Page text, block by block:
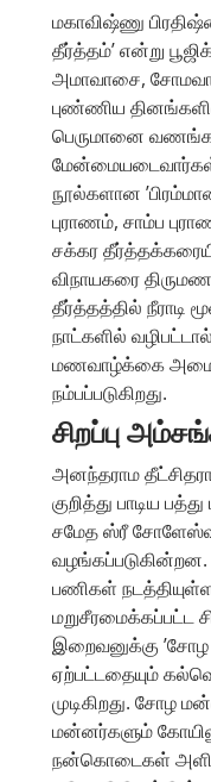
மகாவிஷ்ணு
தீர்த்தம்’ என்று
அமாவாசை,
புண்ணிய
பெருமானை
மேன்மையடைவார்கள்
நூல்களான
புராணம், சாம்ப
சக்கர
விநாயகரை
தீர்த்தத்தில் நீராடி
நாட்களில்
மணவாழ்க்கை
நம்பப்படுகிறது.
சிறப்பு
அனந்தராம
குறித்து பாடிய
சமேத ஸ்ரீ
வழங்கப்படுகின்றன.
பணிகள்
மறுசீரமைக்கப்பட்ட
இறைவனுக்கு
ஏற்பட்டதையும்
முடிகிறது. சோழ
மன்னர்களும்
நன்கொடைகள்